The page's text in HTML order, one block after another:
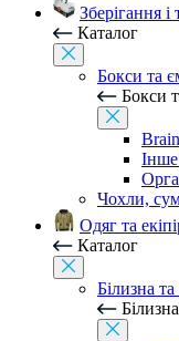
Зберігання
Каталог
Бокси та
Бокси
Чохли,
Одяг та
Каталог
Білизна